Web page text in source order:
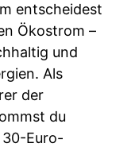
entscheidest
Ökostrom –
und
Als
der
du
30-Euro-